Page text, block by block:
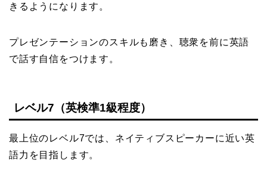
きるようになります。
プレゼンテーションのスキルも磨き、聴衆を前に英語
で話す自信をつけます。
レベル7（英検準1級程度）
最上位のレベル7では、ネイティブスピーカーに近い英
語力を目指します。